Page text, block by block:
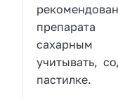
сахарным
учитывать,
пастилке.